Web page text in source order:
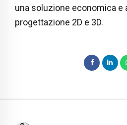
una soluzione economica e
progettazione 2D e 3D.